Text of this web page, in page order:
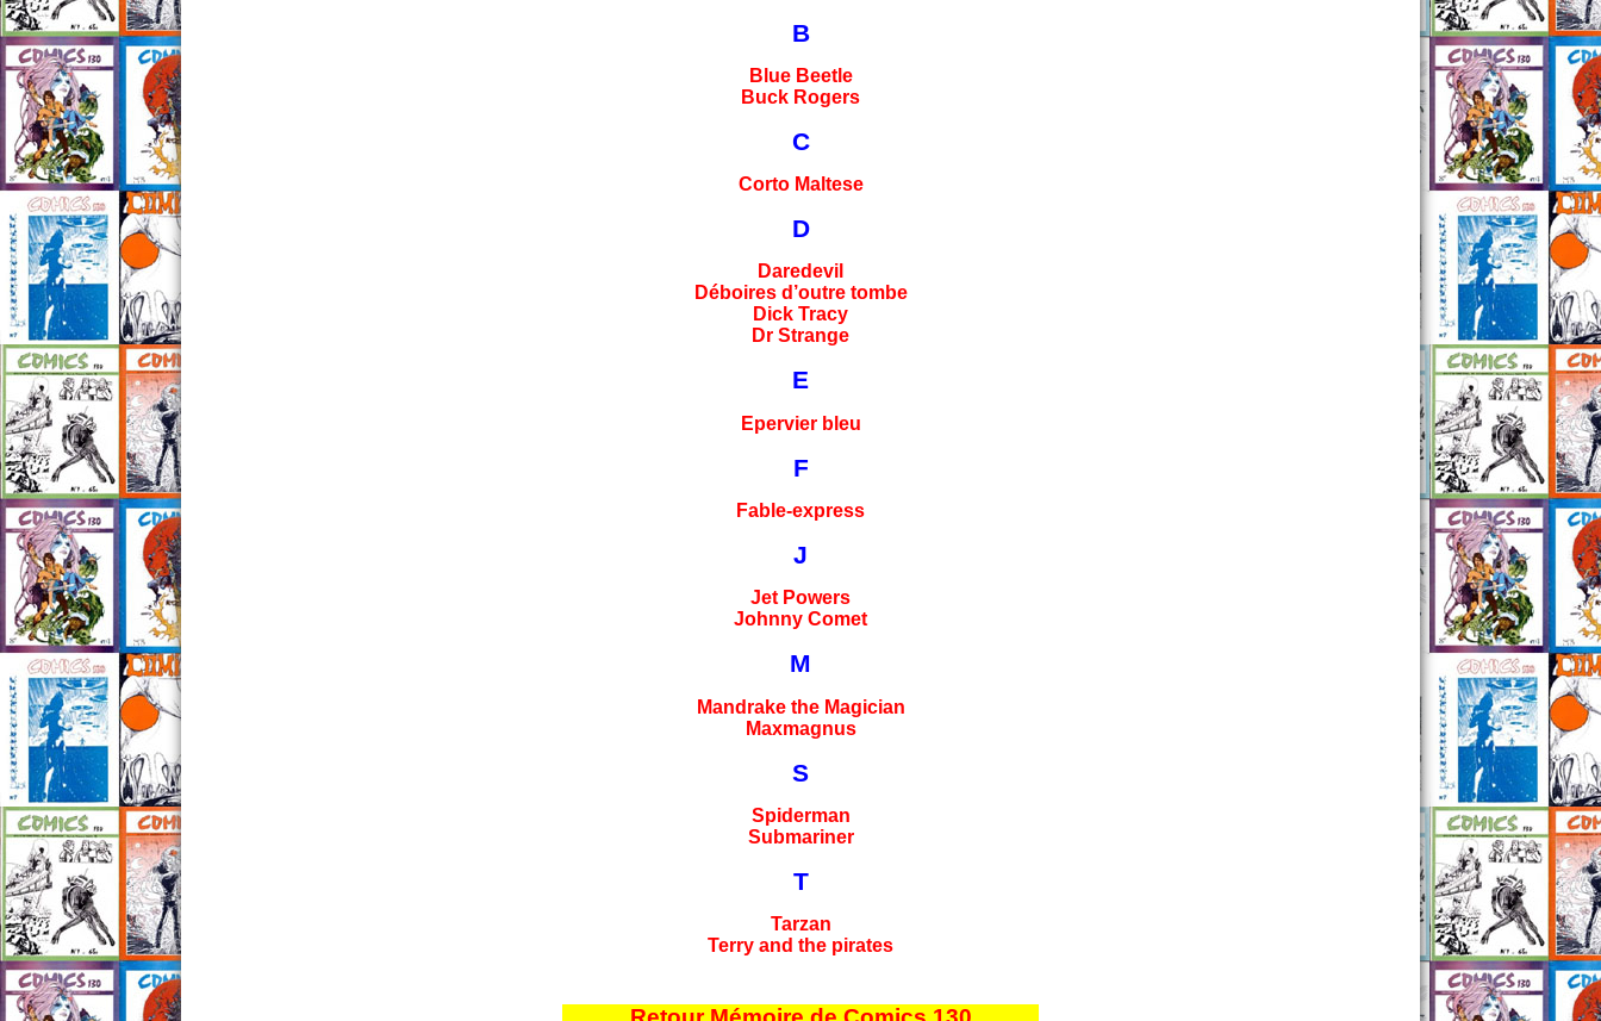
B
Blue Beetle
Buck Rogers
C
Corto Maltese
D
Daredevil
Déboires d’outre tombe
Dick Tracy
Dr Strange
E
Epervier bleu
F
Fable-express
J
Jet Powers
Johnny Comet
M
Mandrake the Magician
Maxmagnus
S
Spiderman
Submariner
T
Tarzan
Terry and the pirates